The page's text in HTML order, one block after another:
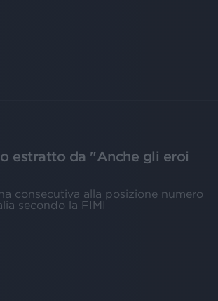
estratto da "Anche gli eroi
consecutiva alla posizione numero
secondo la FIMI